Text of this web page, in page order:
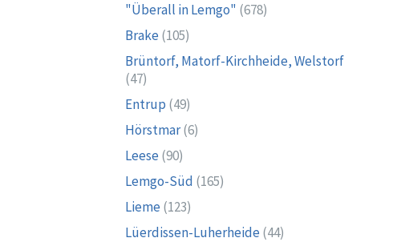
"Überall in Lemgo" (678)
Brake (105)
Brüntorf, Matorf-Kirchheide, Welstorf
(47)
Entrup (49)
Hörstmar(6)
Leese (90)
Lemgo-Süd (165)
Lieme (123)
Lüerdissen-Luherheide (44)